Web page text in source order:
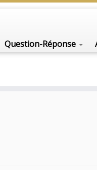
Question-Réponse